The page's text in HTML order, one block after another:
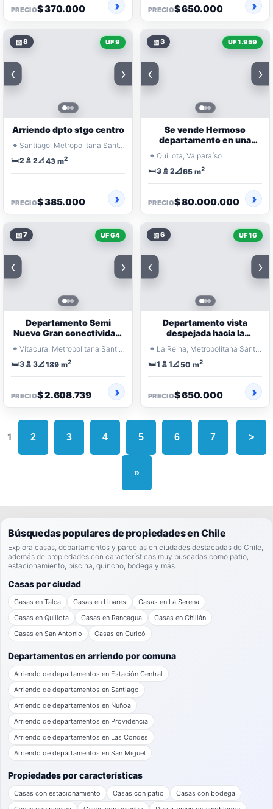
PRECIO$ 370.000 PRECIO$ 650.000
▧8 UF 9
‹ ›
Arriendo dpto stgo centro
⌖
Santiago, Metropolitana Santiago
🛏️2 🚿 2📐43 m2
PRECIO$ 385.000
▧3 UF 1.959
‹ ›
Se vende Hermoso
departamento en una
ubicación privilegiada y
segura
⌖ Quillota, Valparaíso
🛏️3 🚿 2📐65 m2
PRECIO$ 80.000.000
▧7 UF 64
‹ ›
Departamento Semi
Nuevo Gran conectividad:
⌖ Vitacura, Metropolitana Santiago
🛏️3 🚿 3📐189 m2
PRECIO$ 2.608.739
▧6 UF 16
‹ ›
Departamento vista
despejada hacia la
⌖ La Reina, Metropolitana Santiago
🛏️1 🚿 1📐50 m2
PRECIO$ 650.000
1 2 3 4 5 6 7 >
»
Búsquedas populares de propiedades en Chile
Explora casas, departamentos y parcelas en ciudades destacadas de Chile,
además de propiedades con características muy buscadas como patio,
estacionamiento, piscina, quincho, bodega y más.
Casas por ciudad
Casas en Talca Casas en Linares
Casas en La Serena
Casas en Quillota
Casas en Rancagua
Casas en Chillán
Casas en San Antonio
Casas en Curicó
Departamentos en arriendo por comuna
Arriendo de departamentos en Estación Central
Arriendo de departamentos en Santiago
Arriendo de departamentos en Ñuñoa
Arriendo de departamentos en Providencia
Arriendo de departamentos en Las Condes
Arriendo de departamentos en San Miguel
Propiedades por características
Casas con estacionamiento Casas con patio
Casas con bodega